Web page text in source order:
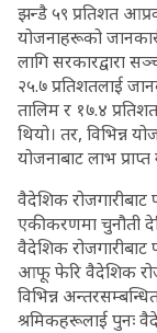
झन्डै ५९ प्रतिशत
योजनाहरूको
लागि सरकारद्वारा
२५.७ प्रतिशतलाई
तालिम र १७.४
थियो। तर, विभिन्न
योजनाबाट लाभ
वैदेशिक
एकीकरणमा चुनौती
वैदेशिक
आफू फेरि वैदेशिक
विभिन्न
श्रमिकहरूलाई पुनः